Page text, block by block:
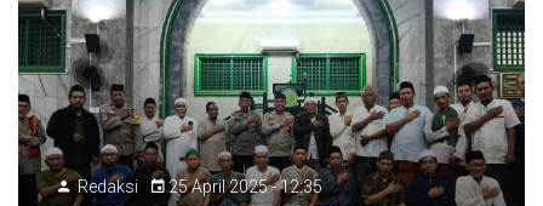
Redaksi 25 April 2025 - 12:35